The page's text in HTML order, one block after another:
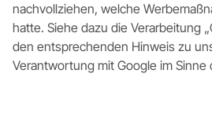
nachvollziehen, welche
hatte. Siehe dazu die Verarbeitung
den entsprechenden Hinweis zu
Verantwortung mit Google im Sinne